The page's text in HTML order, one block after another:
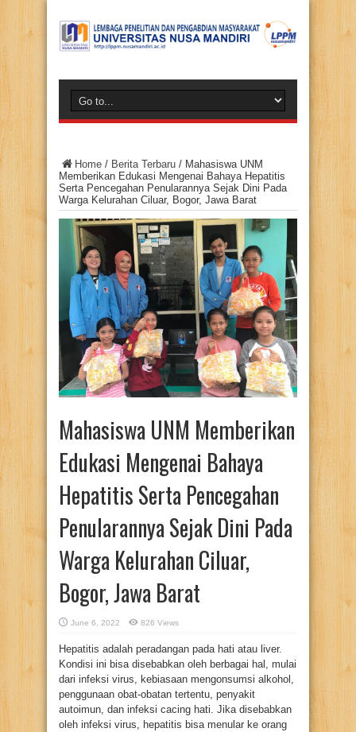
Home / Berita Terbaru / Mahasiswa UNM
Memberikan Edukasi Mengenai Bahaya Hepatitis
Serta Pencegahan Penularannya Sejak Dini Pada
Warga Kelurahan Ciluar, Bogor, Jawa Barat
Mahasiswa UNM Memberikan
Edukasi Mengenai Bahaya
Hepatitis Serta Pencegahan
Penularannya Sejak Dini Pada
Warga Kelurahan Ciluar,
Bogor, Jawa Barat
June 6, 2022 826 Views
Hepatitis adalah peradangan pada hati atau liver.
Kondisi ini bisa disebabkan oleh berbagai hal, mulai
dari infeksi virus, kebiasaan mengonsumsi alkohol,
penggunaan obat-obatan tertentu, penyakit
autoimun, dan infeksi cacing hati. Jika disebabkan
oleh infeksi virus, hepatitis bisa menular ke orang